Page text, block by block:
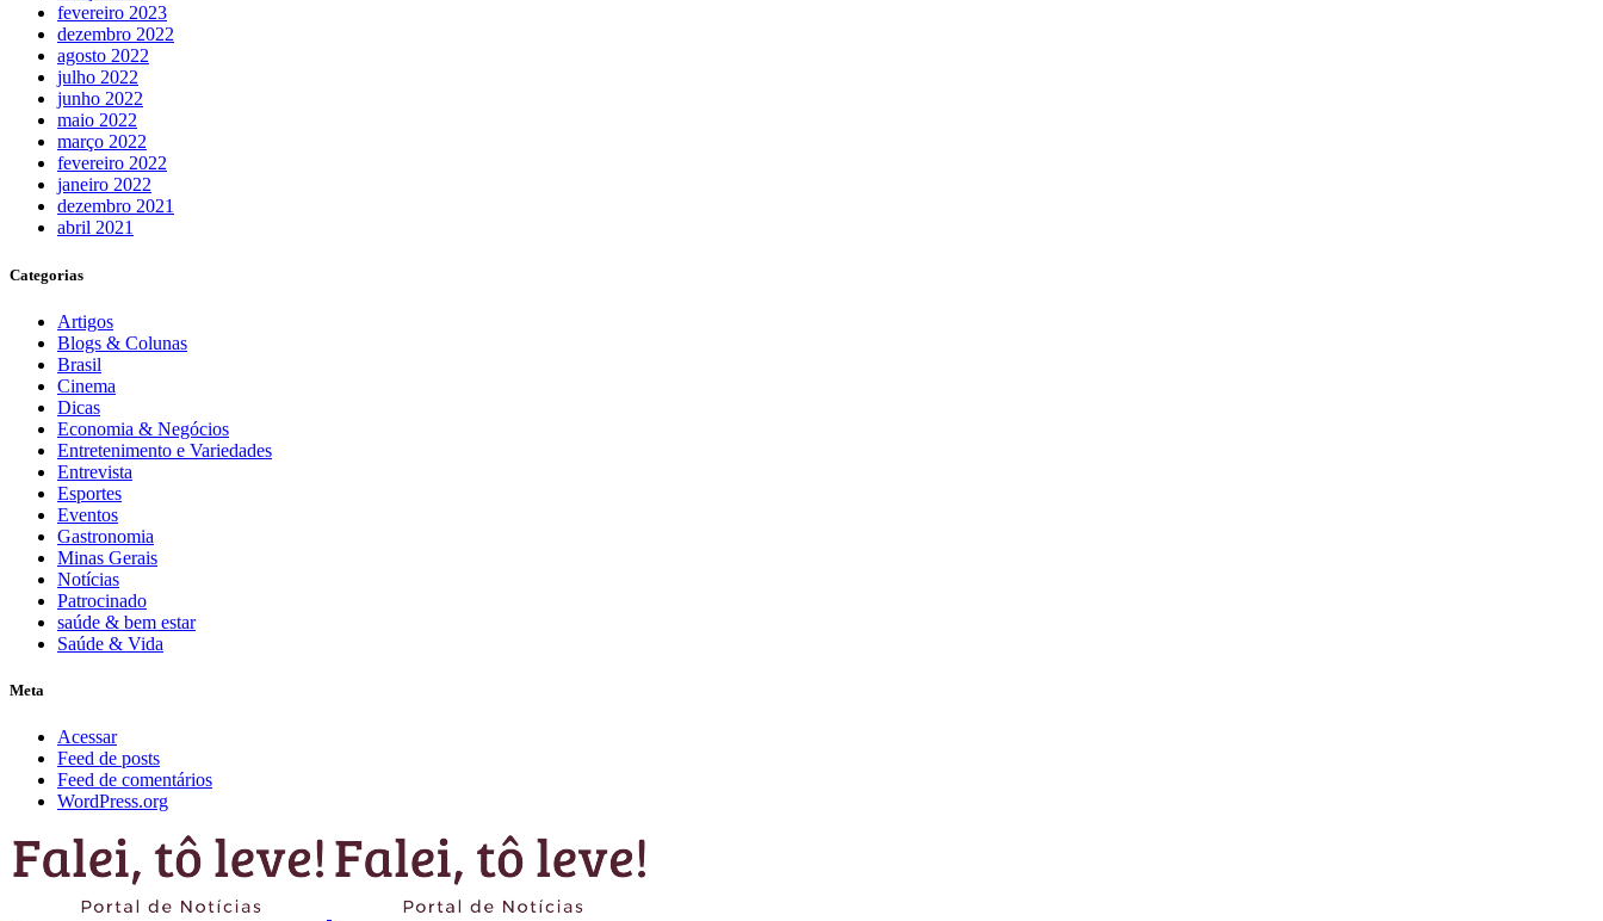
fevereiro 2023
dezembro 2022
agosto 2022
julho 2022
junho 2022
maio 2022
março 2022
fevereiro 2022
janeiro 2022
dezembro 2021
abril 2021
Categorias
Artigos
Blogs & Colunas
Brasil
Cinema
Dicas
Economia & Negócios
Entretenimento e Variedades
Entrevista
Esportes
Eventos
Gastronomia
Minas Gerais
Notícias
Patrocinado
saúde & bem estar
Saúde & Vida
Meta
Acessar
Feed de posts
Feed de comentários
WordPress.org